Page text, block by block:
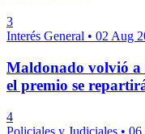
3
Interés General • 02 Aug
Maldonado volvió a
el premio se
4
Policiales y Judiciales • 06